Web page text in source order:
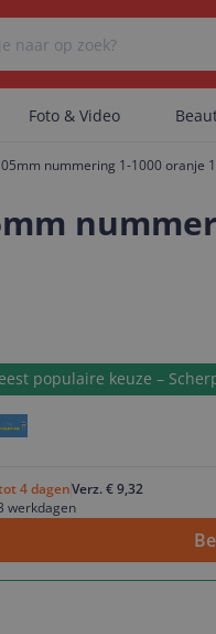
Er zijn geen
Er zijn geen
Foto & Video
nummering 1-1000 oranje
populaire keuze –
4 dagenVerz. € 9,32
werkdagen